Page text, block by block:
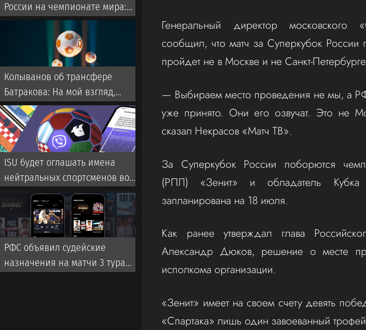
Генеральный директор московского
сообщил, что матч за Суперкубок России
пройдет не в Москве и не
— Выбираем место проведения не мы, а
уже принято. Они его озвучат. Это не
сказал Некрасов «Матч ТВ».
За Суперкубок России поборются
(РПЛ) «Зенит» и обладатель Кубка
запланирована на 18 июля.
Как ранее утверждал глава
Александр Дюков, решение о месте
исполкома организации.
«Зенит» имеет на своем счету девять
«Спартака» лишь один завоеванный
России на чемпионате мира:
Они однозначно прошли бы
Колыванов об трансфере
Батракова: На мой взгляд,
Батраков заслужил лучшего,
чем чемпионат Турции
ISU будет оглашать имена
нейтральных спортсменов во
время турниров
РФС объявил судейские
назначения на матчи 3 тура